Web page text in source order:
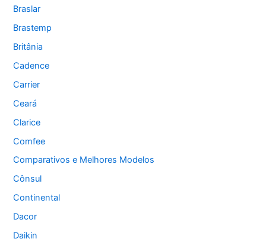
Braslar
Brastemp
Britânia
Cadence
Carrier
Ceará
Clarice
Comfee
Comparativos e Melhores Modelos
Cônsul
Continental
Dacor
Daikin